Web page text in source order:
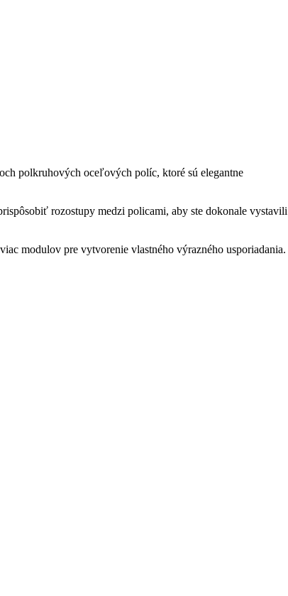
polkruhových oceľových políc, ktoré sú elegantne
rozostupy medzi policami, aby ste dokonale vystavili
modulov pre vytvorenie vlastného výrazného usporiadania.